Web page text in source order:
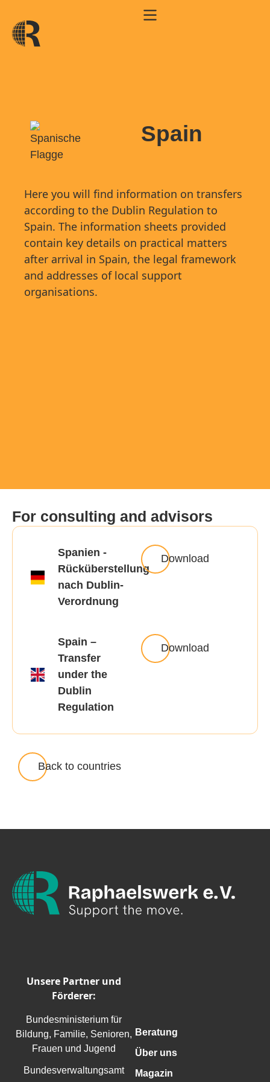
Spain
Here you will find information on transfers
according to the Dublin Regulation to
Spain. The information sheets provided
contain key details on practical matters
after arrival in Spain, the legal framework
and addresses of local support
organisations.
For consulting and advisors
Spanien -
Rücküberstellung
nach Dublin-
Verordnung
Download
Spain –
Transfer
under the
Dublin
Regulation
Download
Back to countries
Unsere Partner und
Förderer:
Bundesministerium für
Bildung, Familie, Senioren,
Frauen und Jugend
Bundesverwaltungsamt
Beratung
Über uns
Magazin